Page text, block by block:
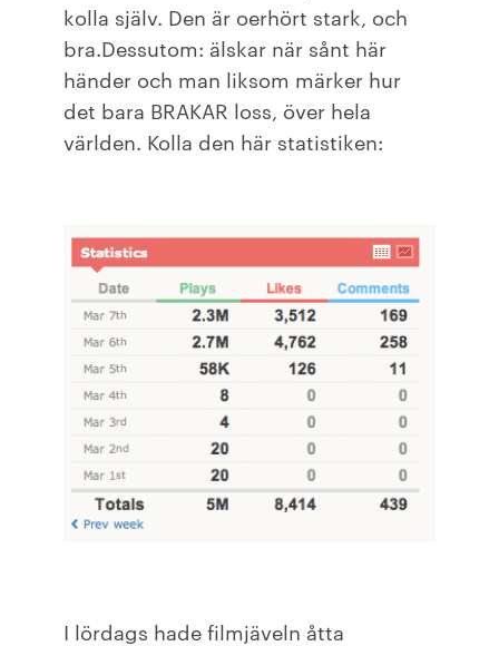
kolla själv. Den är oerhört stark, och
bra.Dessutom: älskar när sånt här
händer och man liksom märker hur
det bara BRAKAR loss, över hela
världen. Kolla den här statistiken:
I lördags hade filmjäveln åtta